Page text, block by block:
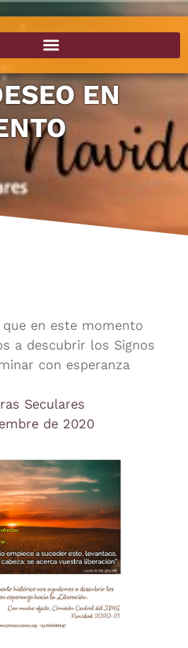
EN
en este momento
a descubrir los Signos
con esperanza
Seculares
de 2020